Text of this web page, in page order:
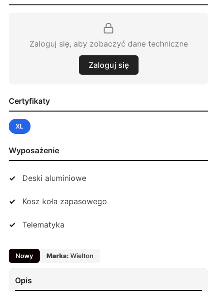
Zaloguj się, aby zobaczyć dane techniczne
Zaloguj się
Certyfikaty
XL
Wyposażenie
Deski aluminiowe
Kosz koła zapasowego
Telematyka
Nowy Marka:Wielton
Opis